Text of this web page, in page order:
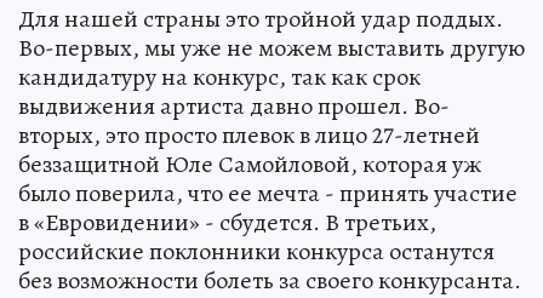
Для нашей страны это тройной удар поддых.
Во-первых, мы уже не можем выставить другую
кандидатуру на конкурс, так как срок
выдвижения артиста давно прошел. Во-
вторых, это просто плевок в лицо 27-летней
беззащитной Юле Самойловой, которая уж
было поверила, что ее мечта - принять участие
в «Евровидении» - сбудется. В третьих,
российские поклонники конкурса останутся
без возможности болеть за своего конкурсанта.